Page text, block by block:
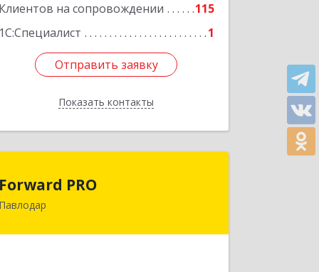
Клиентов на сопровождении
115
1С:Специалист
1
Отправить заявку
Показать контакты
Отправить заявку
Назад
Forward PRO
Павлодар
140000, РК, город Павлодар, улица